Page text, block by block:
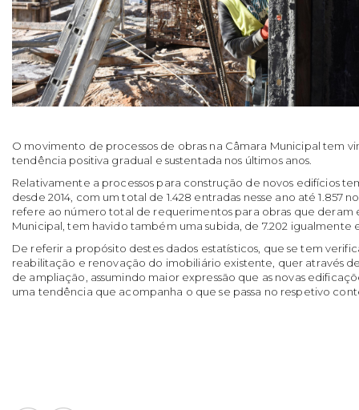
O movimento de processos de obras na Câmara Municipal tem
tendência positiva gradual e sustentada nos últimos anos.
Relativamente a processos para construção de novos edifícios
desde 2014, com um total de 1.428 entradas nesse ano até 1.857
refere ao número total de requerimentos para obras que deram
Municipal, tem havido também uma subida, de 7.202 igualmente
De referir a propósito destes dados estatísticos, que se tem
reabilitação e renovação do imobiliário existente, quer através
de ampliação, assumindo maior expressão que as novas
uma tendência que acompanha o que se passa no respetivo